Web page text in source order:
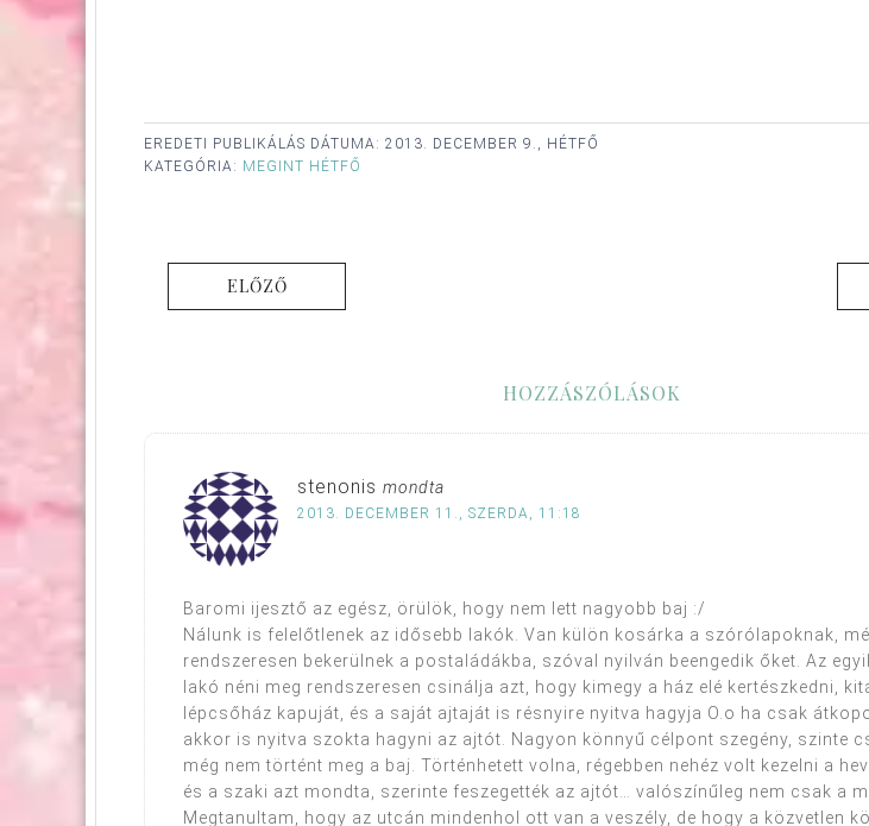
EREDETI PUBLIKÁLÁS DÁTUMA: 2013. DECEMBER 9., HÉTFŐ
KATEGÓRIA: MEGINT HÉTFŐ
ELŐZŐ
HOZZÁSZÓLÁSOK
stenonis mondta
2013. DECEMBER 11., SZERDA, 11:18
Baromi ijesztő az egész, örülök, hogy nem lett nagyobb baj :/
Nálunk is felelőtlenek az idősebb lakók. Van külön kosárka a szórólapoknak,
rendszeresen bekerülnek a postaládákba, szóval nyilván beengedik őket. Az
lakó néni meg rendszeresen csinálja azt, hogy kimegy a ház elé kertészkedni,
lépcsőház kapuját, és a saját ajtaját is résnyire nyitva hagyja O.o ha csak
akkor is nyitva szokta hagyni az ajtót. Nagyon könnyű célpont szegény, szinte
még nem történt meg a baj. Történhetett volna, régebben nehéz volt kezelni a
és a szaki azt mondta, szerinte feszegették az ajtót… valószínűleg nem csak a
Megtanultam, hogy az utcán mindenhol ott van a veszély, de hogy a közvetlen